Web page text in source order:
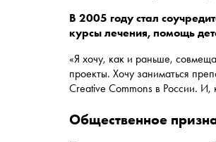
В 2005 году стал
курсы лечения, помощь
«Я хочу, как и раньше,
проекты. Хочу заниматься
Creative Commons в России. И,
общественное